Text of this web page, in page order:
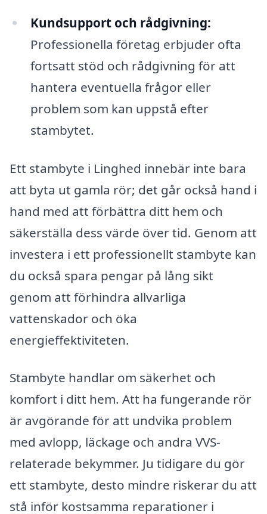
Kundsupport och rådgivning:
Professionella företag erbjuder ofta
fortsatt stöd och rådgivning för att
hantera eventuella frågor eller
problem som kan uppstå efter
stambytet.
Ett stambyte i Linghed innebär inte bara
att byta ut gamla rör; det går också hand i
hand med att förbättra ditt hem och
säkerställa dess värde över tid. Genom att
investera i ett professionellt stambyte kan
du också spara pengar på lång sikt
genom att förhindra allvarliga
vattenskador och öka
energieffektiviteten.
Stambyte handlar om säkerhet och
komfort i ditt hem. Att ha fungerande rör
är avgörande för att undvika problem
med avlopp, läckage och andra VVS-
relaterade bekymmer. Ju tidigare du gör
ett stambyte, desto mindre riskerar du att
stå inför kostsamma reparationer i